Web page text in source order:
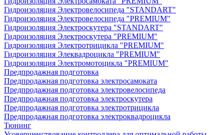
Гидроизоляция Электровелосипеда "STANDART"
Гидроизоляция Электровелосипеда "PREMIUM"
Гидроизоляция Электроскутера "STANDART"
Гидроизоляция Электроскутера "PREMIUM"
Гидроизоляция Электротрицикла "PREMIUM"
Гидроизоляция Элеквадроцикла "PREMIUM"
Гидроизоляция Электромотоцикла "PREMIUM"
Предпродажная подготовка
Предпродажная подготовка электросамоката
Предпродажная подготовка электровелосипеда
Предпродажная подготовка электроскутера
Предпродажная подготовка электротрицикла
Предпродажная подготовка электроквадроцикла
Тюнинг